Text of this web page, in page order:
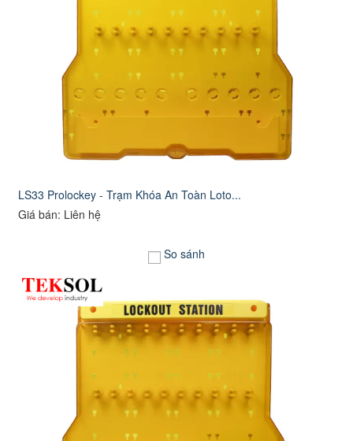
LS33 Prolockey - Trạm Khóa An Toàn Loto...
Giá bán: Liên hệ
So sánh